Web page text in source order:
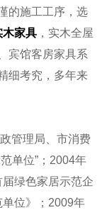
的施工工序，选
木家具 ，实木全屋
、宾馆客房家具系
细考究，多年来
管理局、市消费
单位”；2004年
届绿色家居示范企
位》；2009年